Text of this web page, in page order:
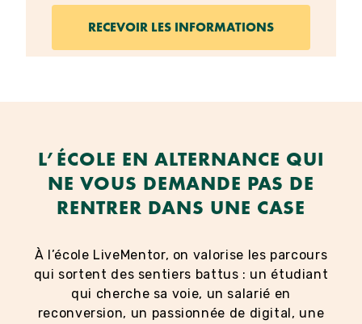
L’ÉCOLE EN ALTERNANCE QUI
NE VOUS DEMANDE PAS DE
RENTRER DANS UNE CASE
À l’école LiveMentor, on valorise les parcours
qui sortent des sentiers battus : un étudiant
qui cherche sa voie, un salarié en
reconversion, un passionnée de digital, une